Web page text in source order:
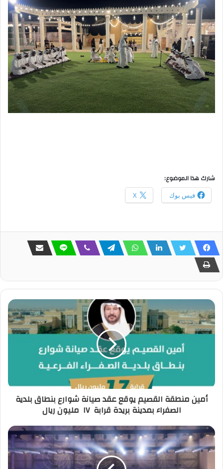
شارك هذا الموضوع:
فيس بوك X
أمين منطقة القصيم يوقع عقد صيانة شوارع بنطاق بلدية
الصفراء بمدينة بريدة قرابة ١٧ مليون ريال